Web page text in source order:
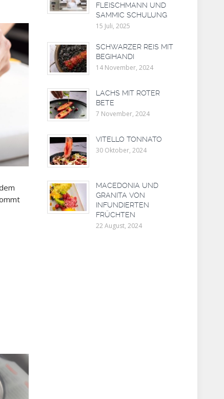
FLEISCHMANN UND
SAMMIC SCHULUNG
15 Juli, 2025
SCHWARZER REIS MIT
BEGIHANDI
14 November, 2024
LACHS MIT ROTER
BETE
7 November, 2024
VITELLO TONNATO
30 Oktober, 2024
MACEDONIA UND
GRANITA VON
INFUNDIERTEN
FRÜCHTEN
22 August, 2024